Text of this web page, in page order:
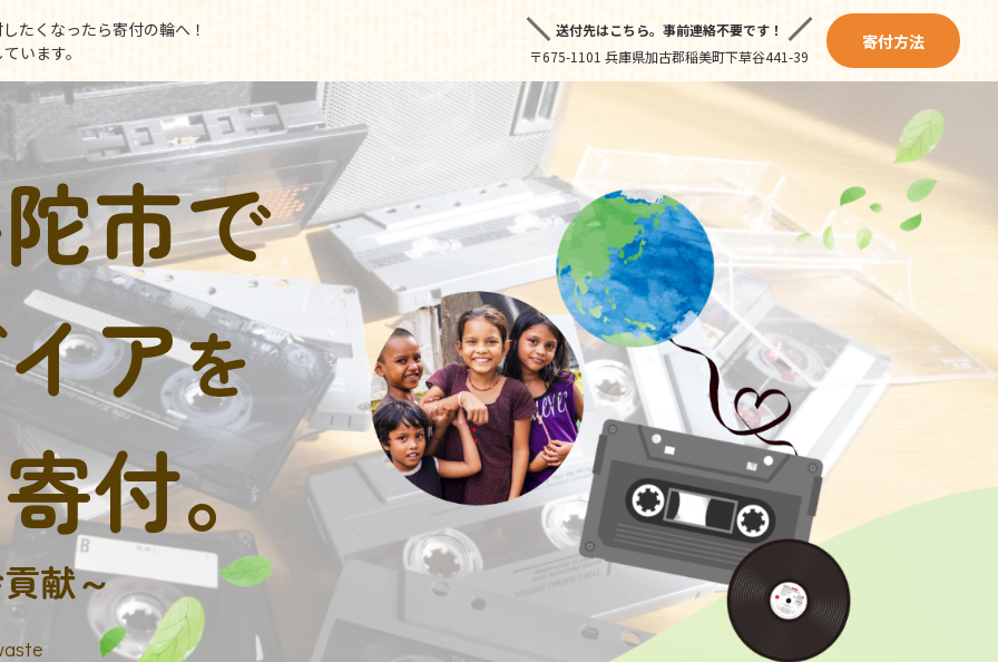
たくなったら寄付の輪へ！
います。
送付先はこちら。 事前連絡不要です！
〒675-1101 兵庫県加古郡稲美町下草谷441-39
寄付方法
市で
アを
付。
献～